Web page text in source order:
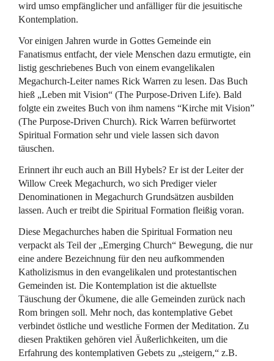
wird umso empfänglicher und anfälliger für die jesuitische
Kontemplation.
Vor einigen Jahren wurde in Gottes Gemeinde ein
Fanatismus entfacht, der viele Menschen dazu ermutigte, ein
listig geschriebenes Buch von einem evangelikalen
Megachurch-Leiter names Rick Warren zu lesen. Das Buch
hieß „Leben mit Vision“ (The Purpose-Driven Life). Bald
folgte ein zweites Buch von ihm namens “Kirche mit Vision”
(The Purpose-Driven Church). Rick Warren befürwortet
Spiritual Formation sehr und viele lassen sich davon
täuschen.
Erinnert ihr euch auch an Bill Hybels? Er ist der Leiter der
Willow Creek Megachurch, wo sich Prediger vieler
Denominationen in Megachurch Grundsätzen ausbilden
lassen. Auch er treibt die Spiritual Formation fleißig voran.
Diese Megachurches haben die Spiritual Formation neu
verpackt als Teil der „Emerging Church“ Bewegung, die nur
eine andere Bezeichnung für den neu aufkommenden
Katholizismus in den evangelikalen und protestantischen
Gemeinden ist. Die Kontemplation ist die aktuellste
Täuschung der Ökumene, die alle Gemeinden zurück nach
Rom bringen soll. Mehr noch, das kontemplative Gebet
verbindet östliche und westliche Formen der Meditation. Zu
diesen Praktiken gehören viel Äußerlichkeiten, um die
Erfahrung des kontemplativen Gebets zu „steigern,“ z.B.